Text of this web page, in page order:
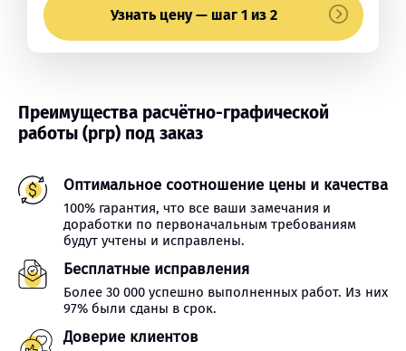
Узнать цену — шаг 1 из 2
Преимущества расчётно-графической
работы (ргр) под заказ
Оптимальное соотношение цены и качества
100% гарантия, что все ваши замечания и
доработки по первоначальным требованиям
будут учтены и исправлены.
Бесплатные исправления
Более 30 000 успешно выполненных работ. Из них
97% были сданы в срок.
Доверие клиентов